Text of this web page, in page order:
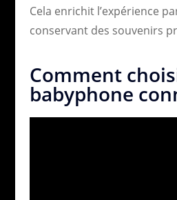
Cela enrichit l’expérience
conservant des souvenirs
Comment
babyphone